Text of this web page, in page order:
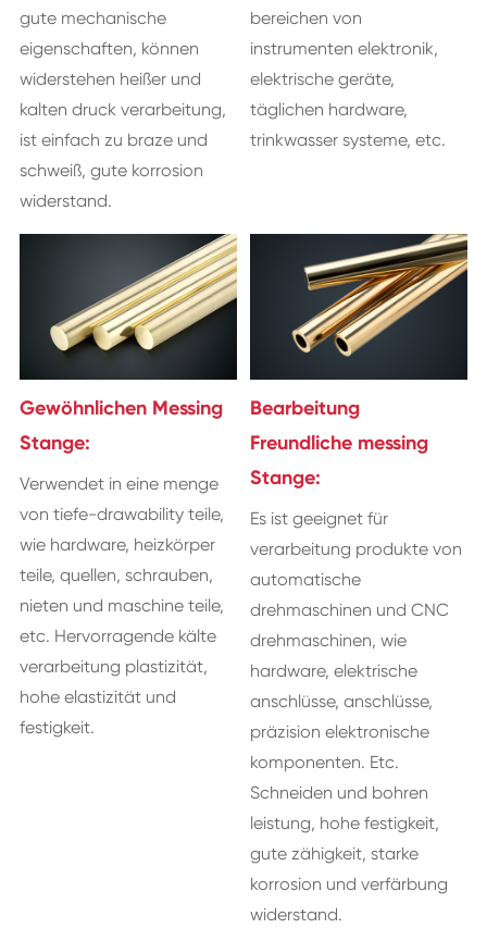
gute mechanische
eigenschaften, können
widerstehen heißer und
kalten druck verarbeitung,
ist einfach zu braze und
schweiß, gute korrosion
widerstand.
bereichen von
instrumenten elektronik,
elektrische geräte,
täglichen hardware,
trinkwasser systeme, etc.
Gewöhnlichen Messing
Stange:
Verwendet in eine menge
von tiefe-drawability teile,
wie hardware, heizkörper
teile, quellen, schrauben,
nieten und maschine teile,
etc. Hervorragende kälte
verarbeitung plastizität,
hohe elastizität und
festigkeit.
Bearbeitung
Freundliche messing
Stange:
Es ist geeignet für
verarbeitung produkte von
automatische
drehmaschinen und CNC
drehmaschinen, wie
hardware, elektrische
anschlüsse, anschlüsse,
präzision elektronische
komponenten. Etc.
Schneiden und bohren
leistung, hohe festigkeit,
gute zähigkeit, starke
korrosion und verfärbung
widerstand.